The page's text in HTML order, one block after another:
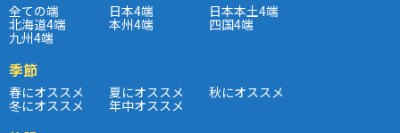
全ての端 日本4端 日本本土4端
北海道4端 本州4端 四国4端
九州4端
季節
春にオススメ 夏にオススメ 秋にオススメ
冬にオススメ 年中オススメ